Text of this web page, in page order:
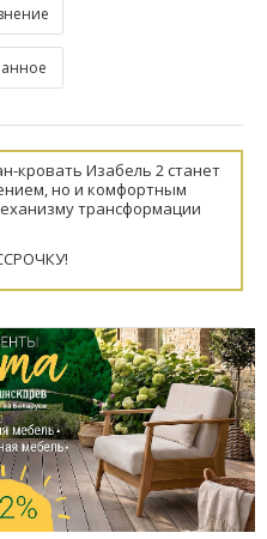
кровать Изабель 2 станет
но и комфортным
трансформации